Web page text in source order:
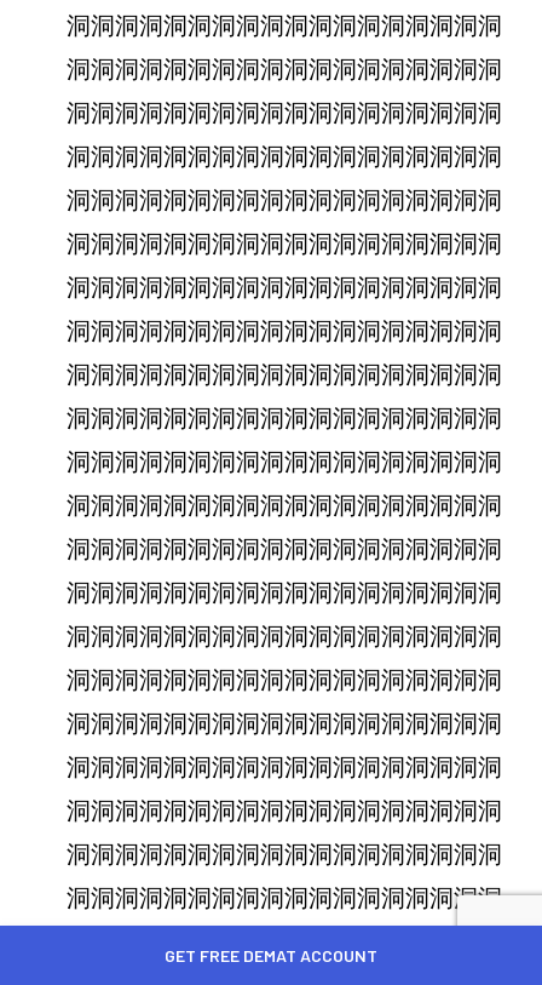
洞洞洞洞洞洞洞洞洞洞洞洞洞洞洞洞洞洞
洞洞洞洞洞洞洞洞洞洞洞洞洞洞洞洞洞洞
洞洞洞洞洞洞洞洞洞洞洞洞洞洞洞洞洞洞
洞洞洞洞洞洞洞洞洞洞洞洞洞洞洞洞洞洞
洞洞洞洞洞洞洞洞洞洞洞洞洞洞洞洞洞洞
洞洞洞洞洞洞洞洞洞洞洞洞洞洞洞洞洞洞
洞洞洞洞洞洞洞洞洞洞洞洞洞洞洞洞洞洞
洞洞洞洞洞洞洞洞洞洞洞洞洞洞洞洞洞洞
洞洞洞洞洞洞洞洞洞洞洞洞洞洞洞洞洞洞
洞洞洞洞洞洞洞洞洞洞洞洞洞洞洞洞洞洞
洞洞洞洞洞洞洞洞洞洞洞洞洞洞洞洞洞洞
洞洞洞洞洞洞洞洞洞洞洞洞洞洞洞洞洞洞
洞洞洞洞洞洞洞洞洞洞洞洞洞洞洞洞洞洞
洞洞洞洞洞洞洞洞洞洞洞洞洞洞洞洞洞洞
洞洞洞洞洞洞洞洞洞洞洞洞洞洞洞洞洞洞
洞洞洞洞洞洞洞洞洞洞洞洞洞洞洞洞洞洞
洞洞洞洞洞洞洞洞洞洞洞洞洞洞洞洞洞洞
洞洞洞洞洞洞洞洞洞洞洞洞洞洞洞洞洞洞
洞洞洞洞洞洞洞洞洞洞洞洞洞洞洞洞洞洞
洞洞洞洞洞洞洞洞洞洞洞洞洞洞洞洞洞洞
洞洞洞洞洞洞洞洞洞洞洞洞洞洞洞洞洞洞
GET FREE DEMAT ACCOUNT